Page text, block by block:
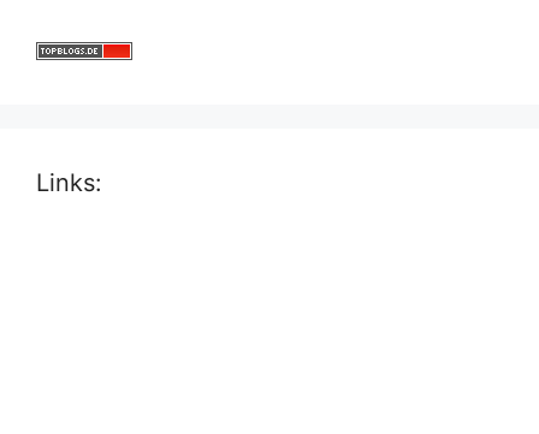
Links: